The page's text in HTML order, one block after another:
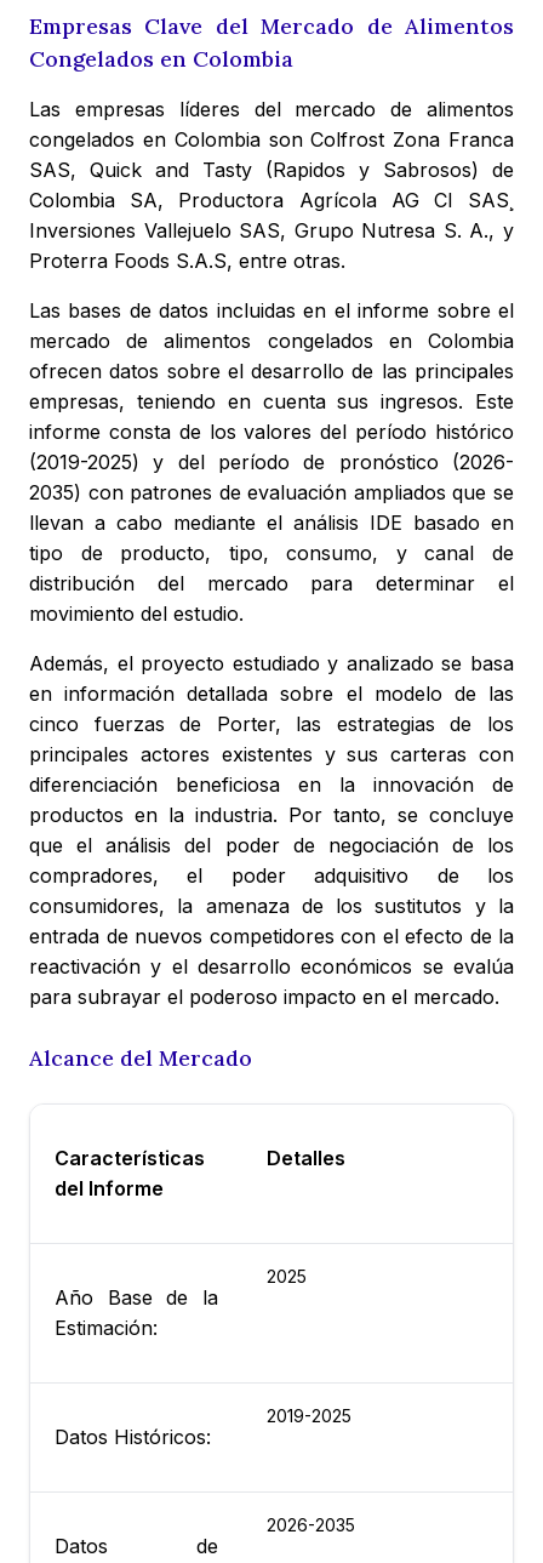
Empresas Clave del Mercado de Alimentos
Congelados en Colombia
Las empresas líderes del mercado de alimentos
congelados en Colombia son Colfrost Zona Franca
SAS, Quick and Tasty (Rapidos y Sabrosos) de
Colombia SA, Productora Agrícola AG CI SAS¸
Inversiones Vallejuelo SAS, Grupo Nutresa S. A., y
Proterra Foods S.A.S, entre otras.
Las bases de datos incluidas en el informe sobre el
mercado de alimentos congelados en Colombia
ofrecen datos sobre el desarrollo de las principales
empresas, teniendo en cuenta sus ingresos. Este
informe consta de los valores del período histórico
(2019-2025) y del período de pronóstico (2026-
2035) con patrones de evaluación ampliados que se
llevan a cabo mediante el análisis IDE basado en
tipo de producto, tipo, consumo, y canal de
distribución del mercado para determinar el
movimiento del estudio.
Además, el proyecto estudiado y analizado se basa
en información detallada sobre el modelo de las
cinco fuerzas de Porter, las estrategias de los
principales actores existentes y sus carteras con
diferenciación beneficiosa en la innovación de
productos en la industria. Por tanto, se concluye
que el análisis del poder de negociación de los
compradores, el poder adquisitivo de los
consumidores, la amenaza de los sustitutos y la
entrada de nuevos competidores con el efecto de la
reactivación y el desarrollo económicos se evalúa
para subrayar el poderoso impacto en el mercado.
Alcance del Mercado
Características
del Informe
Detalles
Año Base de la
Estimación:
2025
Datos Históricos:
2019-2025
Datos de
2026-2035